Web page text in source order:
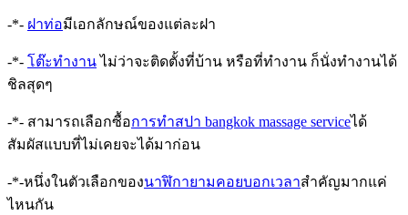
-*- ฝาท่อมีเอกลักษณ์ของแต่ละฝา
-*- โต๊ะทำงานไม่ว่าจะติดตั้งที่บ้าน หรือที่ทำงาน ก็นั่งทำงานได้
ชิลสุดๆ
-*- สามารถเลือกซื้อการทำสปา bangkok massage serviceได้
สัมผัสแบบที่ไม่เคยจะได้มาก่อน
-*-หนึ่งในตัวเลือกของนาฬิกายามคอยบอกเวลาสำคัญมากแค่
ไหนกัน